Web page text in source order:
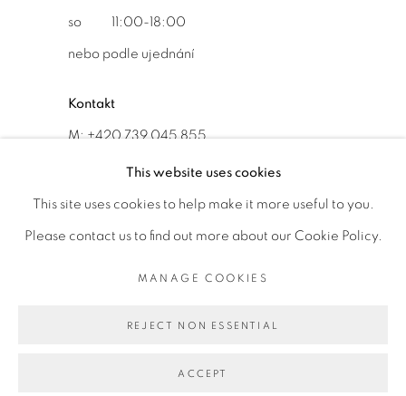
so 11:00-18:00
nebo podle ujednání
Kontakt
M: +420 739 045 855
info@boldgallery.art
AUTORSKÁ PRÁVA VYHRAZENA © 2026 BOLD GALLERY
This website uses cookies
This site uses cookies to help make it more useful to you.
Please contact us to find out more about our Cookie Policy.
MANAGE COOKIES
REJECT NON ESSENTIAL
ACCEPT